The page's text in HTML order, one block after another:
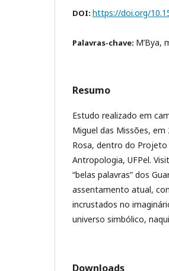
DOI: https://doi.org/
Palavras-chave: M’Bya,
Resumo
Estudo realizado em
Miguel das Missões,
Rosa, dentro do
Antropologia, UFPel.
“belas palavras” dos
assentamento atual,
incrustados no
universo simbólico,
Downloads